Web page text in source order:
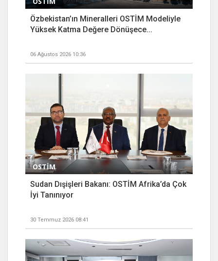
Özbekistan’ın Mineralleri OSTİM Modeliyle
Yüksek Katma Değere Dönüşece...
06 Ağustos 2026 10:36
OSTİM
Sudan Dışişleri Bakanı: OSTİM Afrika’da Çok
İyi Tanınıyor
30 Temmuz 2026 08:41